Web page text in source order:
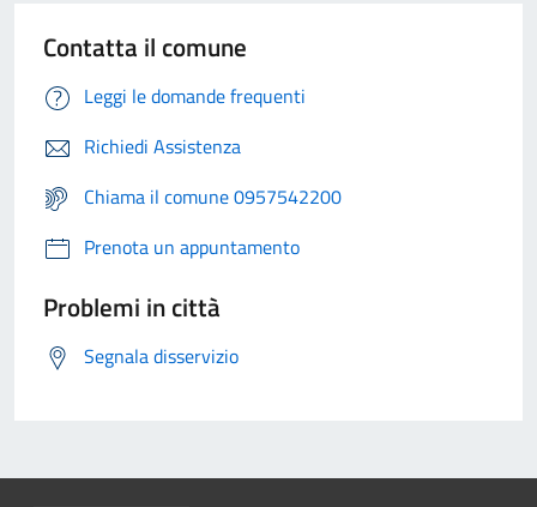
Contatta il comune
Leggi le domande frequenti
Richiedi Assistenza
Chiama il comune 0957542200
Prenota un appuntamento
Problemi in città
Segnala disservizio